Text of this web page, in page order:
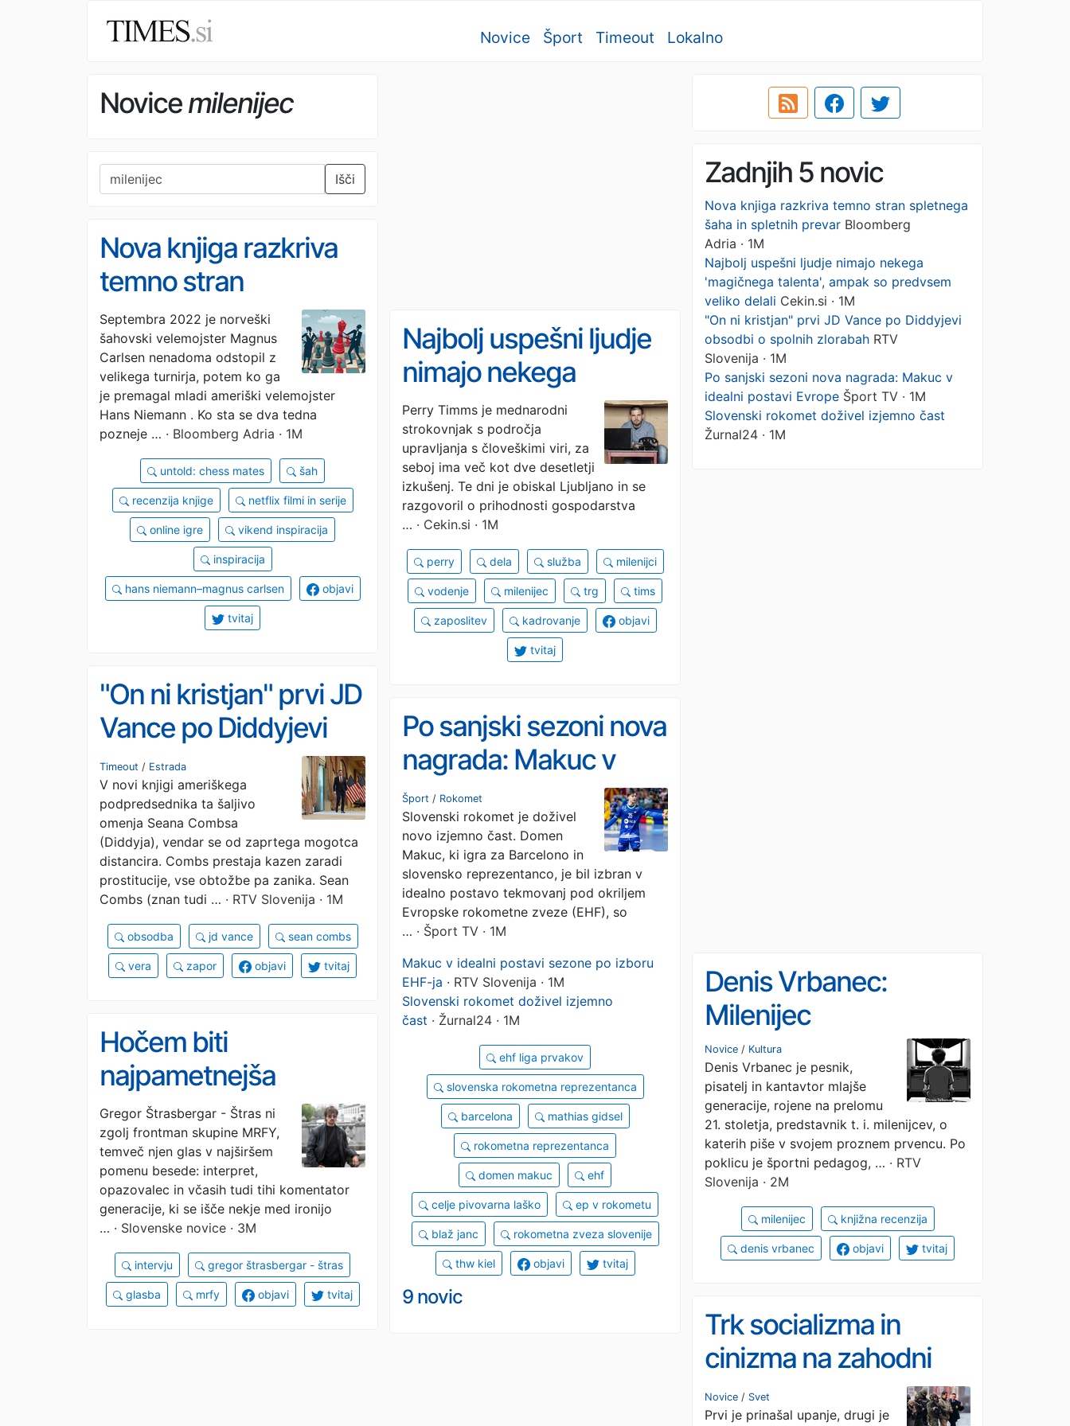
Novice Šport Timeout Lokalno
Novicemilenijec
Išči Zadnjih 5 novic
Nova knjiga razkriva temno stran spletnega
šaha in spletnih prevar Bloomberg
Adria · 1M
Najbolj uspešni ljudje nimajo nekega
'magičnega talenta', ampak so predvsem
veliko delali Cekin.si · 1M
"On ni kristjan" prvi JD Vance po Diddyjevi
obsodbi o spolnih zlorabah RTV
Slovenija · 1M
Po sanjski sezoni nova nagrada: Makuc v
idealni postavi Evrope Šport TV · 1M
Slovenski rokomet doživel izjemno čast
Žurnal24 · 1M
Nova knjiga razkriva
temno stran
spletnega šaha in
spletnih prevar
Septembra 2022 je norveški
šahovski velemojster Magnus
Carlsen nenadoma odstopil z
velikega turnirja, potem ko ga
je premagal mladi ameriški velemojster
Hans Niemann . Ko sta se dva tedna
pozneje … · Bloomberg Adria · 1M
untold: chess mates šah
recenzija knjige netflix filmi in serije
online igre vikend inspiracija
inspiracija
hans niemann–magnus carlsen objavi
tvitaj
Najbolj uspešni ljudje
nimajo nekega
'magičnega talenta',
ampak so predvsem
veliko delali
Perry Timms je mednarodni
strokovnjak s področja
upravljanja s človeškimi viri, za
seboj ima več kot dve desetletji
izkušenj. Te dni je obiskal Ljubljano in se
razgovoril o prihodnosti gospodarstva
… · Cekin.si · 1M
perry dela služba milenijci
vodenje milenijec trg tims
zaposlitev kadrovanje objavi
tvitaj
"On ni kristjan" prvi JD
Vance po Diddyjevi
obsodbi o spolnih
zlorabah
Timeout / Estrada
V novi knjigi ameriškega
podpredsednika ta šaljivo
omenja Seana Combsa
(Diddyja), vendar se od zaprtega mogotca
distancira. Combs prestaja kazen zaradi
prostitucije, vse obtožbe pa zanika. Sean
Combs (znan tudi … · RTV Slovenija · 1M
obsodba jd vance sean combs
vera zapor objavi tvitaj
Po sanjski sezoni nova
nagrada: Makuc v
idealni postavi Evrope
Šport / Rokomet
Slovenski rokomet je doživel
novo izjemno čast. Domen
Makuc, ki igra za Barcelono in
slovensko reprezentanco, je bil izbran v
idealno postavo tekmovanj pod okriljem
Evropske rokometne zveze (EHF), so
… · Šport TV · 1M
Makuc v idealni postavi sezone po izboru
EHF-ja · RTV Slovenija · 1M
Slovenski rokomet doživel izjemno
čast · Žurnal24 · 1M
ehf liga prvakov
slovenska rokometna reprezentanca
barcelona mathias gidsel
rokometna reprezentanca
domen makuc ehf
celje pivovarna laško ep v rokometu
blaž janc rokometna zveza slovenije
thw kiel objavi tvitaj
9 novic
Denis Vrbanec:
Milenijec
Novice / Kultura
Denis Vrbanec je pesnik,
pisatelj in kantavtor mlajše
generacije, rojene na prelomu
21. stoletja, predstavnik t. i. milenijcev, o
katerih piše v svojem proznem prvencu. Po
poklicu je športni pedagog, … · RTV
Slovenija · 2M
milenijec knjižna recenzija
denis vrbanec objavi tvitaj
Hočem biti
najpametnejša
entiteta, ki hodi po
svetu
Gregor Štrasbergar - Štras ni
zgolj frontman skupine MRFY,
temveč njen glas v najširšem
pomenu besede: interpret,
opazovalec in včasih tudi tihi komentator
generacije, ki se išče nekje med ironijo
… · Slovenske novice · 3M
intervju gregor štrasbergar - štras
glasba mrfy objavi tvitaj
Trk socializma in
cinizma na zahodni
polobli
Novice / Svet
Prvi je prinašal upanje, drugi je